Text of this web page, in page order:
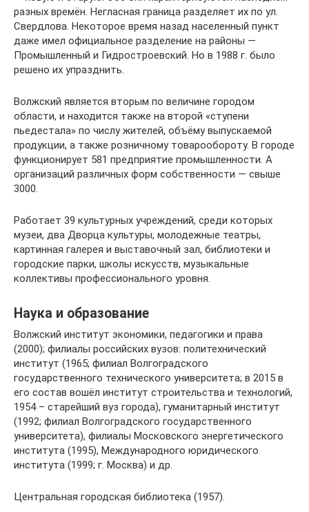
разных времён. Негласная граница разделяет их по ул.
Свердлова. Некоторое время назад населенный пункт
даже имел официальное разделение на районы —
Промышленный и Гидростроевский. Но в 1988 г. было
решено их упразднить.
Волжский является вторым по величине городом
области, и находится также на второй «ступени
пьедестала» по числу жителей, объёму выпускаемой
продукции, а также розничному товарообороту. В городе
функционирует 581 предприятие промышленности. А
организаций различных форм собственности — свыше
3000.
Работает 39 культурных учреждений, среди которых
музеи, два Дворца культуры, молодежные театры,
картинная галерея и выставочный зал, библиотеки и
городские парки, школы искусств, музыкальные
коллективы профессионального уровня.
Наука и образование
Волжский институт экономики, педагогики и права
(2000); филиалы российских вузов: политехнический
институт (1965; филиал Волгоградского
государственного технического университета; в 2015 в
его состав вошёл институт строительства и технологий,
1954 – старейший вуз города), гуманитарный институт
(1992; филиал Волгоградского государственного
университета), филиалы Московского энергетического
института (1995), Международного юридического
института (1999; г. Москва) и др.
Центральная городская библиотека (1957).